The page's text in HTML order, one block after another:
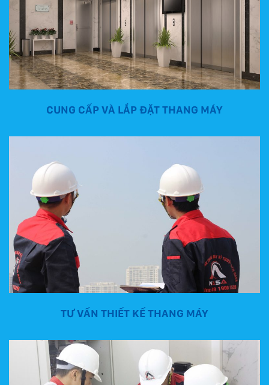
CUNG CẤP VÀ LẮP ĐẶT THANG MÁY
TƯ VẤN THIẾT KẾ THANG MÁY